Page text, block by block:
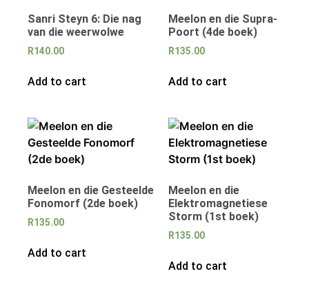
Sanri Steyn 6: Die nag
van die weerwolwe
R140.00
Add to cart
Meelon en die Supra-
Poort (4de boek)
R135.00
Add to cart
Meelon en die Gesteelde
Fonomorf (2de boek)
R135.00
Add to cart
Meelon en die
Elektromagnetiese
Storm (1st boek)
R135.00
Add to cart